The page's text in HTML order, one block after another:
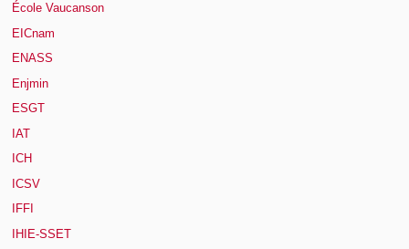
École Vaucanson
EICnam
ENASS
Enjmin
ESGT
IAT
ICH
ICSV
IFFI
IHIE-SSET